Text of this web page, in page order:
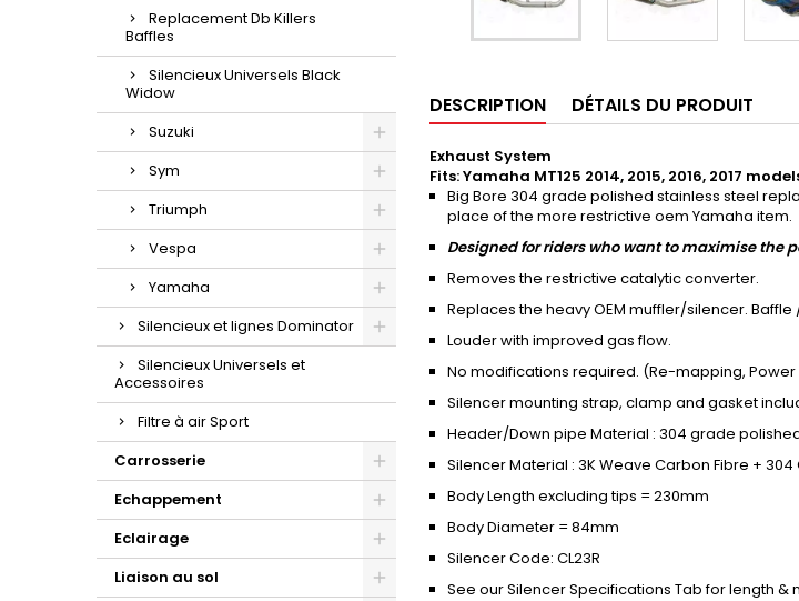
Replacement Db Killers
Baffles
Silencieux Universels Black
Widow
Suzuki
Sym
Triumph
Vespa
Yamaha
Silencieux et lignes Dominator
Silencieux Universels et
Accessoires
Filtre à air Sport
Carrosserie
Echappement
Eclairage
Liaison au sol
DESCRIPTION DÉTAILS DU PRODUIT
Exhaust System
Fits: Yamaha MT125 2014, 2015, 2016, 2017
Big Bore 304 grade polished stainless steel
place of the more restrictive oem Yamaha item.
Designed for riders who want to maximise the
Removes the restrictive catalytic converter.
Replaces the heavy OEM muffler/silencer. Baffle
Louder with improved gas flow.
No modifications required. (Re-mapping,
Silencer mounting strap, clamp and gasket
Header/Down pipe Material : 304 grade
Silencer Material : 3K Weave Carbon Fibre + 304
Body Length excluding tips = 230mm
Body Diameter = 84mm
Silencer Code: CL23R
​See our Silencer Specifications Tab for length &